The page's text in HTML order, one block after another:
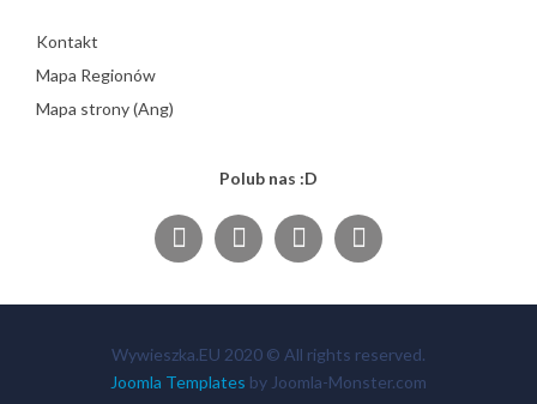
Kontakt
Mapa Regionów
Mapa strony (Ang)
Polub nas :D
Wywieszka.EU 2020 © All rights reserved.
Joomla Templates by Joomla-Monster.com